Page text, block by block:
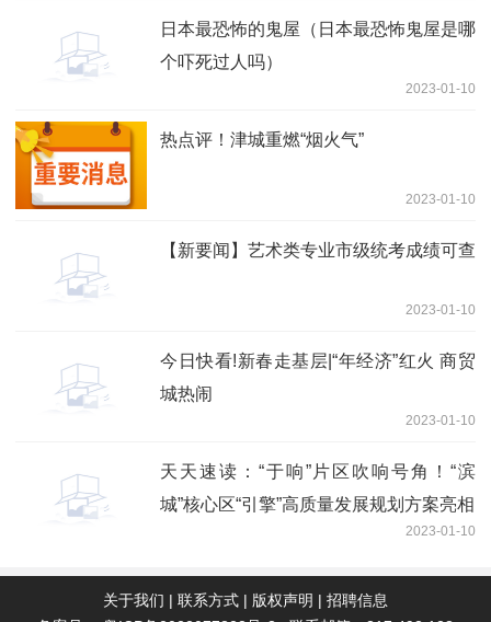
日本最恐怖的鬼屋（日本最恐怖鬼屋是哪
个吓死过人吗）
2023-01-10
热点评！津城重燃“烟火气”
2023-01-10
【新要闻】艺术类专业市级统考成绩可查
2023-01-10
今日快看!新春走基层|“年经济”红火 商贸
城热闹
2023-01-10
天天速读：“于响”片区吹响号角！“滨
城”核心区“引擎”高质量发展规划方案亮相
2023-01-10
关于我们 | 联系方式 | 版权声明 | 招聘信息